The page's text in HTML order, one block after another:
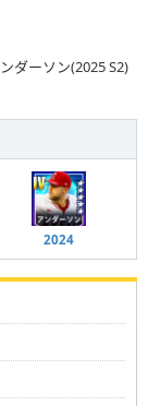
ダーソン(2025 S2)
2024